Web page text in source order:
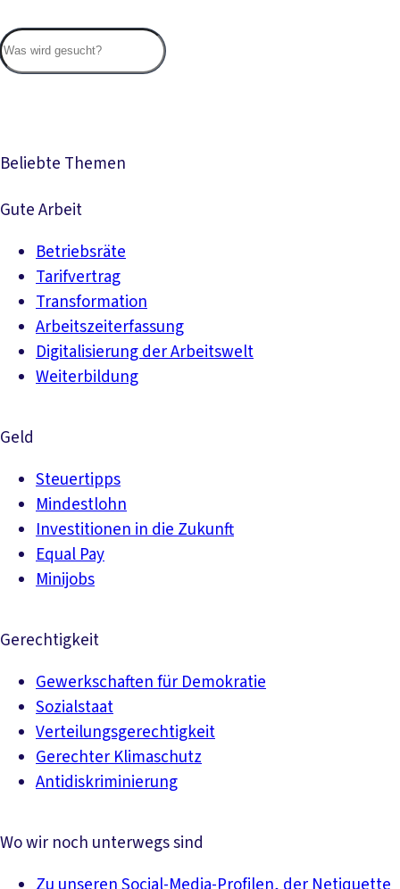
Beliebte Themen
Gute Arbeit
Betriebsräte
Tarifvertrag
Transformation
Arbeitszeiterfassung
Digitalisierung der Arbeitswelt
Weiterbildung
Geld
Steuertipps
Mindestlohn
Investitionen in die Zukunft
Equal Pay
Minijobs
Gerechtigkeit
Gewerkschaften für Demokratie
Sozialstaat
Verteilungsgerechtigkeit
Gerechter Klimaschutz
Antidiskriminierung
Wo wir noch unterwegs sind